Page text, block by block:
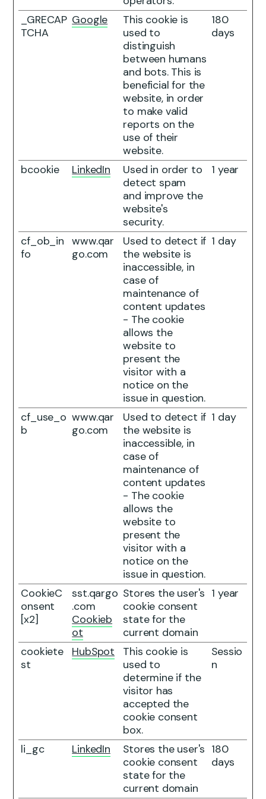
_GRECAP
TCHA
Google
This cookie is
used to
distinguish
between humans
and bots. This is
beneficial for the
website, in order
to make valid
reports on the
use of their
website.
180
days
bcookie LinkedIn
Used in order to
detect spam
and improve the
website's
security.
1 year
cf_ob_in
fo
www.qar
go.com
Used to detect if
the website is
inaccessible, in
case of
maintenance of
content updates
- The cookie
allows the
website to
present the
visitor with a
notice on the
issue in question.
1 day
cf_use_o
b
www.qar
go.com
Used to detect if
the website is
inaccessible, in
case of
maintenance of
content updates
- The cookie
allows the
website to
present the
visitor with a
notice on the
issue in question.
1 day
CookieC
onsent
[x2]
sst.qargo
.com
Cookieb
ot
Stores the user's
cookie consent
state for the
current domain
1 year
cookiete
st
HubSpot
This cookie is
used to
determine if the
visitor has
accepted the
cookie consent
box.
Sessio
n
li_gc LinkedIn
Stores the user's
cookie consent
state for the
current domain
180
days